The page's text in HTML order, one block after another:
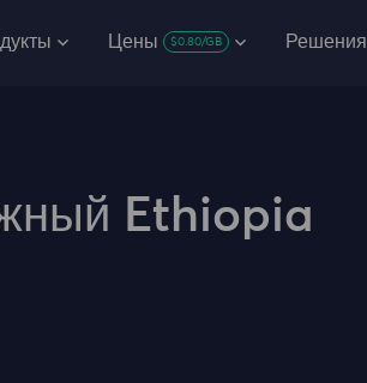
Цены $0.80/GB Решения
Ethiopia